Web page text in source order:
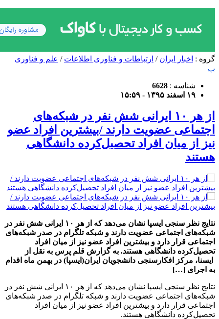
گروه : اخبار ایران / ارتباطات و فناوری اطلاعات / علم و فناوری
پ
شناسه : 6628
۱۹ اسفند ۱۳۹۵ - ۱۵:۵۹
از هر ۱۰ ایرانی شش نفر در شبکه‌های
اجتماعی عضویت دارند /بیشترین افراد عضو
نیز از میان افراد تحصیل‌کرده دانشگاهی
هستند
نتایج نظر سنجی ایسپا نشان می‌دهد که از هر ۱۰ ایرانی شش نفر در
شبکه‌های اجتماعی عضویت دارند و شبکه تلگرام در صدر شبکه‌های
اجتماعی قرار دارد و بیشترین افراد عضو نیز از میان افراد
تحصیل‌کرده دانشگاهی هستند. به گزارش قلم پرس به نقل از
ایسنا، مرکز افکارسنجی دانشجویان ایران(ایسپا) در بهمن ماه اقدام
به اجرای […]
نتایج نظر سنجی ایسپا نشان می‌دهد که از هر ۱۰ ایرانی شش نفر در
شبکه‌های اجتماعی عضویت دارند و شبکه تلگرام در صدر شبکه‌های
اجتماعی قرار دارد و بیشترین افراد عضو نیز از میان افراد
تحصیل‌کرده دانشگاهی هستند.